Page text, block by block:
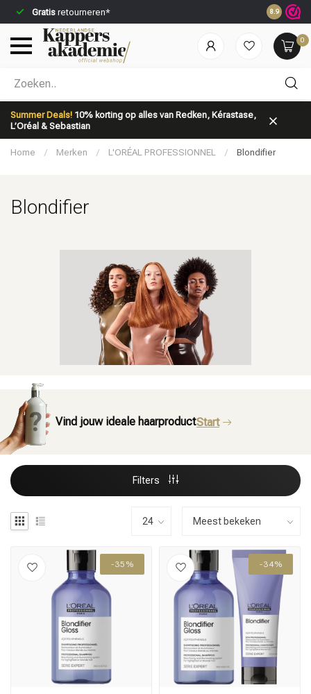
Gratis retourneren* Voor
8.9
0
Summer Deals! 10% korting op alles van Redken, Kérastase,
L’Oréal & Sebastian
Welke categorie ben jij naar op zoek?
Home / Merken / L'ORÉAL PROFESSIONNEL / Blondifier
Blondifier
Vind jouw ideale haarproductStart
Filters
-35% -34%